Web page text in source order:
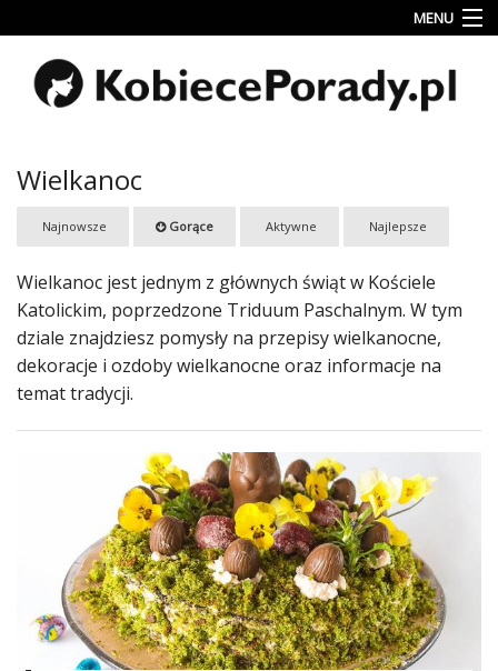
MENU
Uroda
Miłość
Rodzina
Dziecko
Przepisy
kulinarne
Kobiece
Wyznania
Wesele
Moda
Wielkanoc
Najnowsze Gorące Aktywne Najlepsze
Wielkanoc jest jednym z głównych świąt w Kościele
Katolickim, poprzedzone Triduum Paschalnym. W tym
dziale znajdziesz pomysły na przepisy wielkanocne,
dekoracje i ozdoby wielkanocne oraz informacje na
temat tradycji.